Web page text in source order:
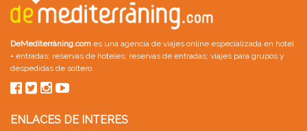
DeMediterràning.com es una agencia de viajes online especializada en hotel
+ entradas; reservas de hoteles; reservas de entradas; viajes para grupos y
despedidas de soltero.
ENLACES DE INTERES